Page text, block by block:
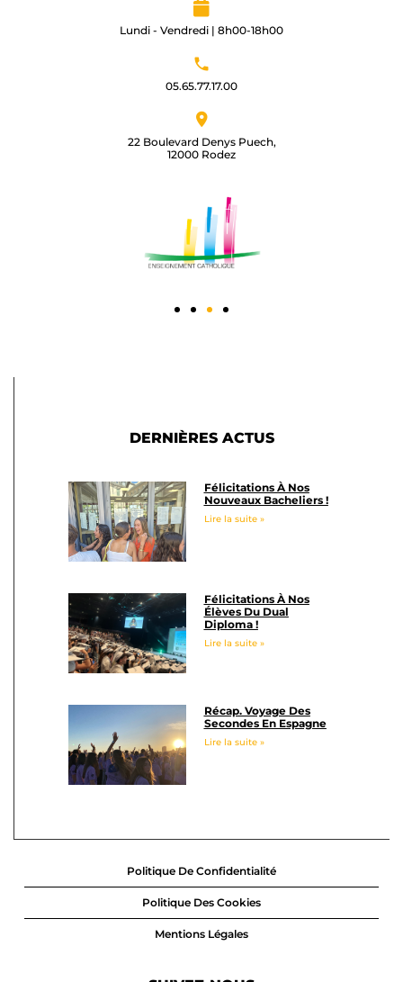
Lundi - Vendredi | 8h00-18h00
05.65.77.17.00​
22 Boulevard Denys Puech,
12000 Rodez​
DERNIÈRES ACTUS
Félicitations À Nos
Nouveaux Bacheliers !
Lire la suite »
Félicitations À Nos
Élèves Du Dual
Diploma !
Lire la suite »
Récap. Voyage Des
Secondes En Espagne
Lire la suite »
Politique De Confidentialité
Politique Des Cookies
Mentions Légales